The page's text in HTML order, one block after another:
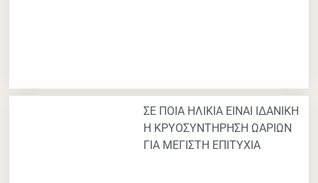
ΣΕ ΠΟΙΑ ΗΛΙΚΙΑ ΕΙΝΑΙ ΙΔΑΝΙΚΗ
Η ΚΡΥΟΣΥΝΤΗΡΗΣΗ ΩΑΡΙΩΝ
ΓΙΑ ΜΕΓΙΣΤΗ ΕΠΙΤΥΧΙΑ